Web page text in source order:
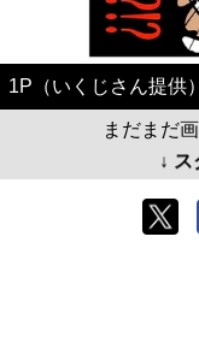
1P（いくじさん提供）
まだまだ
↓